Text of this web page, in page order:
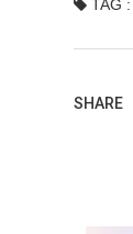
TAG :
SHARE